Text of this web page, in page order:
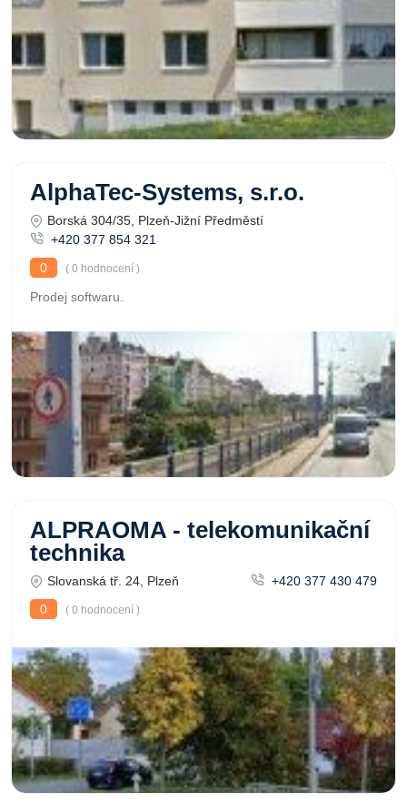
AlphaTec-Systems, s.r.o.
Borská 304/35, Plzeň-Jižní Předměstí
+420 377 854 321
0
( 0 hodnocení )
Prodej softwaru.
ALPRAOMA - telekomunikační
technika
Slovanská tř. 24, Plzeň
+420 377 430 479
0
( 0 hodnocení )